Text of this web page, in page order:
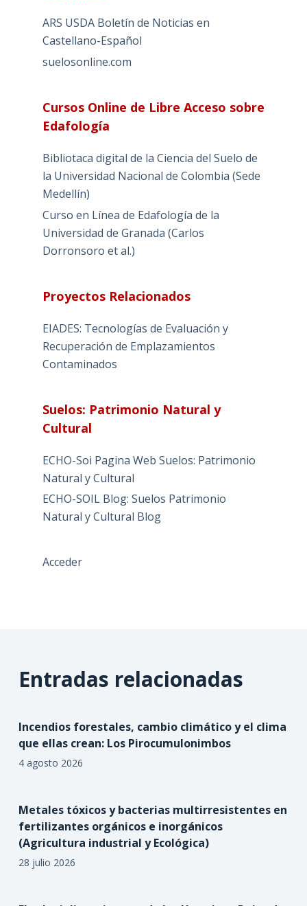
ARS USDA Boletín de Noticias en
Castellano-Español
suelosonline.com
Cursos Online de Libre Acceso sobre
Edafología
Bibliotaca digital de la Ciencia del Suelo de
la Universidad Nacional de Colombia (Sede
Medellín)
Curso en Línea de Edafología de la
Universidad de Granada (Carlos
Dorronsoro et al.)
Proyectos Relacionados
EIADES: Tecnologías de Evaluación y
Recuperación de Emplazamientos
Contaminados
Suelos: Patrimonio Natural y
Cultural
ECHO-Soi Pagina Web Suelos: Patrimonio
Natural y Cultural
ECHO-SOIL Blog: Suelos Patrimonio
Natural y Cultural Blog
Acceder
Entradas relacionadas
Incendios forestales, cambio climático y el clima
que ellas crean: Los Pirocumulonimbos
4 agosto 2026
Metales tóxicos y bacterias multirresistentes en
fertilizantes orgánicos e inorgánicos
(Agricultura industrial y Ecológica)
28 julio 2026